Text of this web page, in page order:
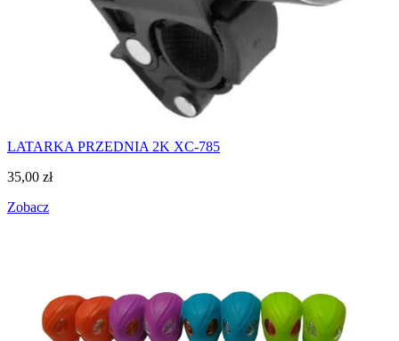
LATARKA PRZEDNIA 2K XC-785
35,00 zł
Zobacz